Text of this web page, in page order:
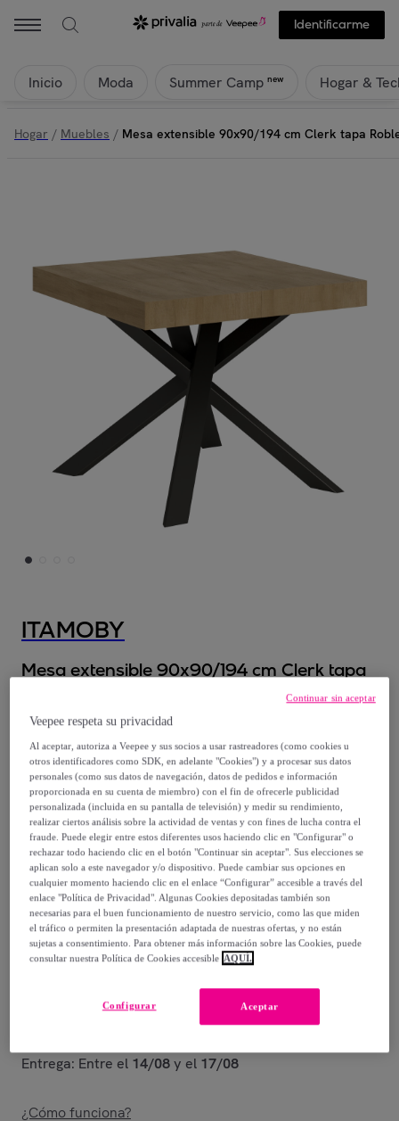
Identificarme
Inicio Moda Summer Camp new Hogar &
Hogar / Muebles / Mesa extensible 90x90/194 cm Clerk tapa
ITAMOBY
Mesa extensible 90x90/194 cm Clerk tapa
Modelo: Mesa extensible 90x90/194 cm
Clerk tapa Roble Natural patas Antracita
837,00 €
1698,00 €
-50%
Vendido porITAMOBY – your furniture business partner
Entrega: Entre el 14/08y el 17/08
¿Cómo funciona?
Veepee respeta su privacidad
Al aceptar, autoriza a Veepee y sus socios a usar rastreadores (como cookies u
otros identificadores como SDK, en adelante "Cookies") y a procesar sus datos
personales (como sus datos de navegación, datos de pedidos e información
proporcionada en su cuenta de miembro) con el fin de ofrecerle publicidad
personalizada (incluida en su pantalla de televisión) y medir su rendimiento,
realizar ciertos análisis sobre la actividad de ventas y con fines de lucha contra el
fraude. Puede elegir entre estos diferentes usos haciendo clic en "Configurar" o
rechazar todo haciendo clic en el botón "Continuar sin aceptar". Sus elecciones se
aplican solo a este navegador y/o dispositivo. Puede cambiar sus opciones en
cualquier momento haciendo clic en el enlace “Configurar” accesible a través del
enlace "Política de Privacidad". Algunas Cookies depositadas también son
necesarias para el buen funcionamiento de nuestro servicio, como las que miden
el tráfico o permiten la presentación adaptada de nuestras ofertas, y no están
sujetas a consentimiento. Para obtener más información sobre las Cookies, puede
consultar nuestra Política de Cookies accesible AQUÍ.
Aceptar
Configurar
Continuar sin aceptar